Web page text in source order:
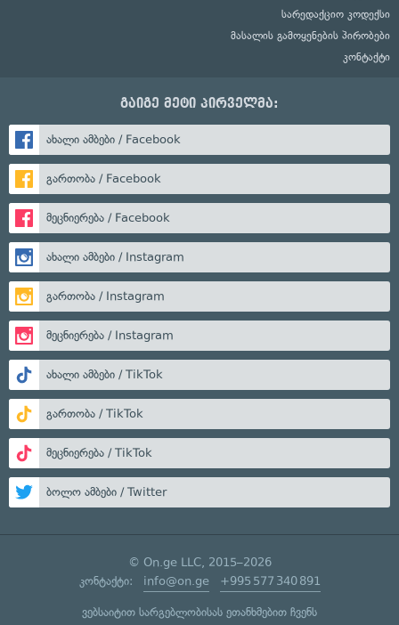
სარედაქციო კოდექსი
მასალის გამოყენების პირობები
კონტაქტი
გაიგე მეტი პირველმა:
ახალი ამბები / Facebook
გართობა / Facebook
მეცნიერება / Facebook
ახალი ამბები / Instagram
გართობა / Instagram
მეცნიერება / Instagram
ახალი ამბები / TikTok
გართობა / TikTok
მეცნიერება / TikTok
ბოლო ამბები / Twitter
© On.ge LLC, 2015–2026
კონტაქტი: info@on.ge +995 577 340 891
ვებსაიტით სარგებლობისას ეთანხმებით ჩვენს